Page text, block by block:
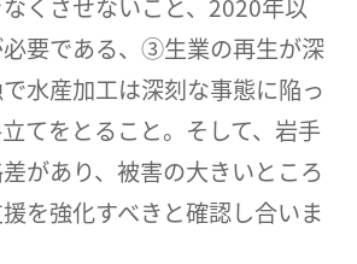
くさせないこと、2020年以
要である、③生業の再生が深
水産加工は深刻な事態に陥っ
てをとること。そして、岩手
があり、被害の大きいところ
を強化すべきと確認し合いま